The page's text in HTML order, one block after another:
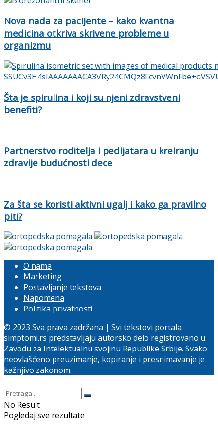
Nova nada za pacijente – kako kvantna
medicina otkriva skrivene probleme u
organizmu
Šta je spirulina i koji su njeni zdravstveni
benefiti?
Partnerstvo roditelja i pedijatara u kreiranju
zdravije budućnosti dece
Za šta se koristi aktivni ugalj i kako ga pravilno
piti?
O nama
Marketing
Postavljanje tekstova
Napomena
Politika privatnosti
© 2023 Sva prava zadržana | Svi tekstovi portala
simptomi.rs predstavljaju autorsko delo registrovano u
Zavodu za Intelektualnu svojinu Republike Srbije. Svako
neovlašćeno preuzimanje, kopiranje i presnimavanje je
kažnjivo zakonom.
No Result
Pogledaj sve rezultate